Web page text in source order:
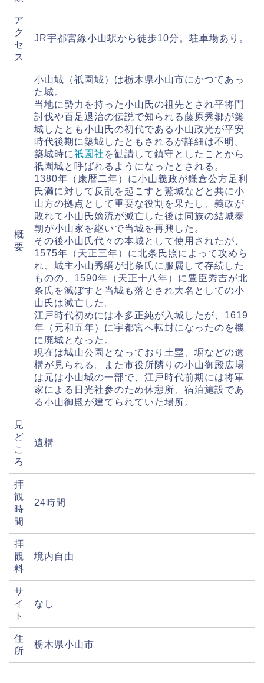
ア
ク
セ
ス
JR宇都宮線小山駅から徒歩10分。駐車場あり。
概
要
小山城（祇園城）は栃木県小山市にかつてあっ
た城。
当地に勢力を持った小山氏の祖先とされ平将門
討伐や百足退治の伝説で知られる藤原秀郷が築
城したとも小山氏の初代である小山政光が平安
時代後期に築城したともされるが詳細は不明。
築城時に祇園社 を勧請して鎮守としたことから
祇園城と呼ばれるようになったとされる。
1380年（康暦二年）に小山義政が鎌倉公方足利
氏満に対して反乱を起こすと鷲城などと共に小
山方の拠点として重要な役割を果たし、義政が
敗れて小山氏嫡流が滅亡した後は同族の結城泰
朝が小山家を継いで当城を再興した。
その後小山氏代々の本城として使用されたが、
1575年（天正三年）に北条氏照によって攻めら
れ、城主小山秀綱が北条氏に服属して存続した
ものの、1590年（天正十八年）に豊臣秀吉が北
条氏を滅ぼすと当城も落とされ大名としての小
山氏は滅亡した。
江戸時代初めには本多正純が入城したが、1619
年（元和五年）に宇都宮へ転封になったのを機
に廃城となった。
現在は城山公園となっており土塁、塀などの遺
構が見られる。また市役所隣りの小山御殿広場
は元は小山城の一部で、江戸時代前期には将軍
家による日光社参のため休憩所、宿泊施設であ
る小山御殿が建てられていた場所。
見
ど
こ
ろ
遺構
拝
観
時
間
24時間
拝
観
料
境内自由
サ
イ
ト
なし
住
所
栃木県小山市